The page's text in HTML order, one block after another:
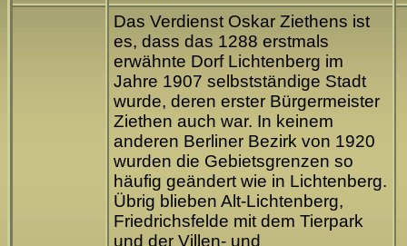
Das Verdienst Oskar Ziethens ist
es, dass das 1288 erstmals
erwähnte Dorf Lichtenberg im
Jahre 1907 selbstständige Stadt
wurde, deren erster Bürgermeister
Ziethen auch war. In keinem
anderen Berliner Bezirk von 1920
wurden die Gebietsgrenzen so
häufig geändert wie in Lichtenberg.
Übrig blieben Alt-Lichtenberg,
Friedrichsfelde mit dem Tierpark
und der Villen- und